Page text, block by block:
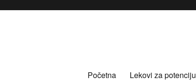
Početna Lekovi za potenciju